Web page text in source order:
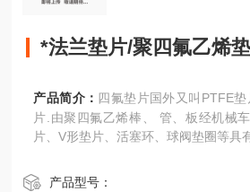
*法兰垫片/聚四氟乙烯
产品简介： 四氟垫片国外又叫PTFE
片.由聚四氟乙烯棒、 管、板经机械
片、V形垫片、活塞环、球阀垫圈等具
产品型号：